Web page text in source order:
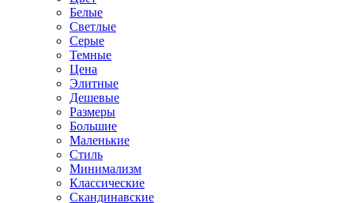
Белые
Светлые
Серые
Темные
Цена
Элитные
Дешевые
Размеры
Большие
Маленькие
Стиль
Минимализм
Классические
Скандинавские